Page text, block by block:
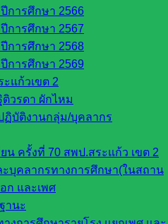
การศึกษา 2566
การศึกษา 2567
การศึกษา 2568
การศึกษา 2569
แก้วเขต 2
วรดา ผักไหม
บัติงานกลุ่ม/บุคลากร
น ครั้งที่ 70 สพป.สระแก้ว เขต 2
บุคลากรทางการศึกษา(ในสถาน
ก และเพศ
านะ